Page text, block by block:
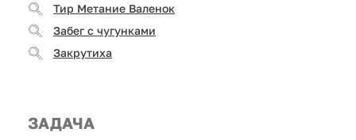
Тир Метание Валенок
Забег с чугунками
Закрутиха
ЗАДАЧА